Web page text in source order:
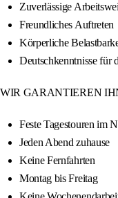
Zuverlässige
Freundliches Auftreten
Körperliche
Deutschkenntnisse für
WIR GARANTIEREN
Feste Tagestouren im
Jeden Abend zuhause
Keine Fernfahrten
Montag bis Freitag